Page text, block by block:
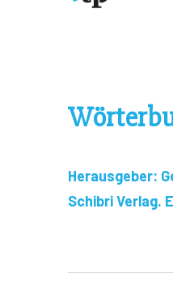
Herausgeber:
Schibri Verlag.